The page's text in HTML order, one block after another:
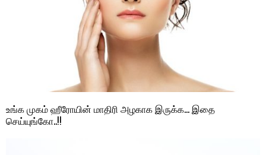
உங்க முகம் ஹீரோயின் மாதிரி அழகாக இருக்க… இதை
செய்யுங்கோ..!!